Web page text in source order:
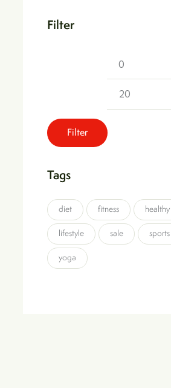
Filter
Filter
Tags
diet fitness healthy
lifestyle sale sports
yoga